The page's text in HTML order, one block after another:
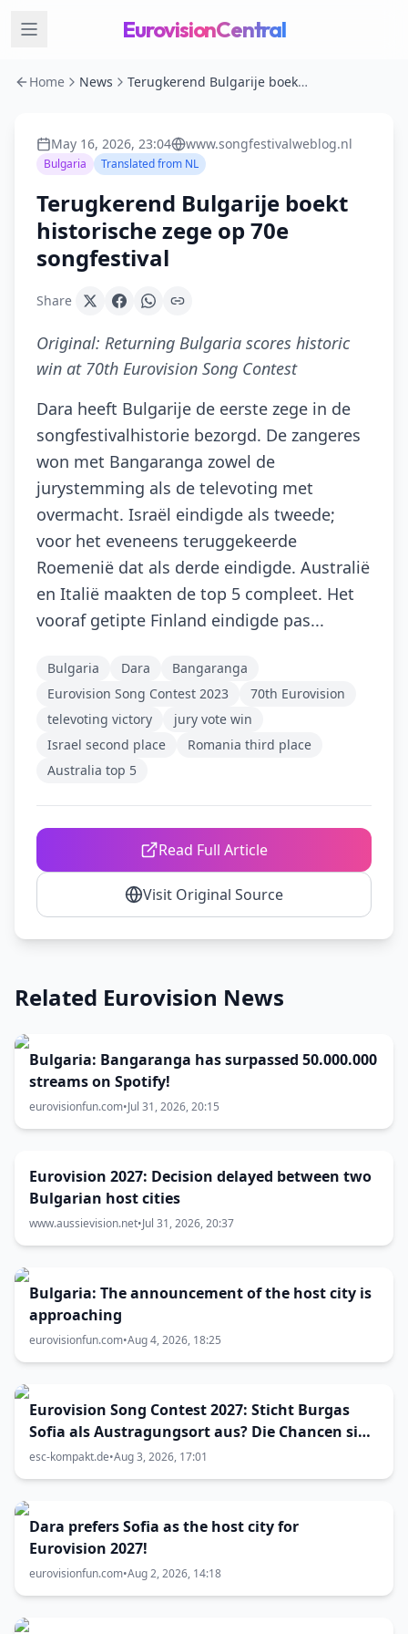
EurovisionCentral
Home News Terugkerend Bulgarije boekt historische zege op 70e songfestival
May 16, 2026, 23:04 www.songfestivalweblog.nl
Bulgaria Translated from NL
Terugkerend Bulgarije boekt
historische zege op 70e
songfestival
Share
Original: Returning Bulgaria scores historic
win at 70th Eurovision Song Contest
Dara heeft Bulgarije de eerste zege in de
songfestivalhistorie bezorgd. De zangeres
won met Bangaranga zowel de
jurystemming als de televoting met
overmacht. Israël eindigde als tweede;
voor het eveneens teruggekeerde
Roemenië dat als derde eindigde. Australië
en Italië maakten de top 5 compleet. Het
vooraf getipte Finland eindigde pas...
Bulgaria Dara
Bangaranga
Eurovision Song Contest 2023
70th Eurovision
televoting victory
jury vote win
Israel second place
Romania third place
Australia top 5
Read Full Article
Visit Original Source
Related Eurovision News
Bulgaria: Bangaranga has surpassed 50.000.000
streams on Spotify!
eurovisionfun.com•Jul 31, 2026, 20:15
Eurovision 2027: Decision delayed between two
Bulgarian host cities
www.aussievision.net•Jul 31, 2026, 20:37
Bulgaria: The announcement of the host city is
approaching
eurovisionfun.com•Aug 4, 2026, 18:25
Eurovision Song Contest 2027: Sticht Burgas
Sofia als Austragungsort aus? Die Chancen sind
größer als gedacht
esc-kompakt.de•Aug 3, 2026, 17:01
Dara prefers Sofia as the host city for
Eurovision 2027!
eurovisionfun.com•Aug 2, 2026, 14:18